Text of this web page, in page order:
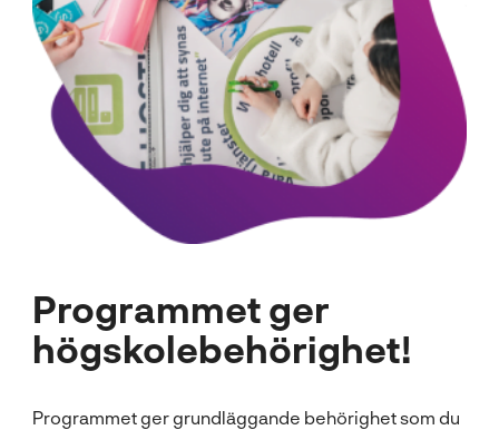
Programmet ger
högskolebehörighet!
Programmet ger grundläggande behörighet som du